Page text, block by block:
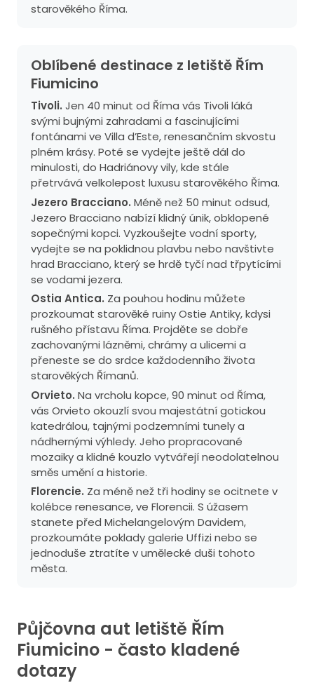
starověkého Říma.
Oblíbené destinace z letiště Řím
Fiumicino
Tivoli. Jen 40 minut od Říma vás Tivoli láká
svými bujnými zahradami a fascinujícími
fontánami ve Villa d’Este, renesančním skvostu
plném krásy. Poté se vydejte ještě dál do
minulosti, do Hadriánovy vily, kde stále
přetrvává velkolepost luxusu starověkého Říma.
Jezero Bracciano. Méně než 50 minut odsud,
Jezero Bracciano nabízí klidný únik, obklopené
sopečnými kopci. Vyzkoušejte vodní sporty,
vydejte se na poklidnou plavbu nebo navštivte
hrad Bracciano, který se hrdě tyčí nad třpytícími
se vodami jezera.
Ostia Antica. Za pouhou hodinu můžete
prozkoumat starověké ruiny Ostie Antiky, kdysi
rušného přístavu Říma. Projděte se dobře
zachovanými lázněmi, chrámy a ulicemi a
přeneste se do srdce každodenního života
starověkých Římanů.
Orvieto. Na vrcholu kopce, 90 minut od Říma,
vás Orvieto okouzlí svou majestátní gotickou
katedrálou, tajnými podzemními tunely a
nádhernými výhledy. Jeho propracované
mozaiky a klidné kouzlo vytvářejí neodolatelnou
směs umění a historie.
Florencie. Za méně než tři hodiny se ocitnete v
kolébce renesance, ve Florencii. S úžasem
stanete před Michelangelovým Davidem,
prozkoumáte poklady galerie Uffizi nebo se
jednoduše ztratíte v umělecké duši tohoto
města.
Půjčovna aut letiště Řím
Fiumicino - často kladené
dotazy